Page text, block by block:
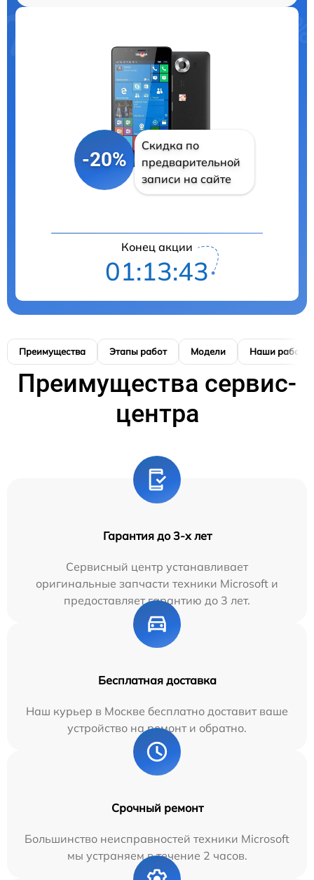
-20%
Скидка по
предварительной
записи на сайте
Конец акции
01:13:42
Преимущества Этапы работ Модели Наши работы
Преимущества сервис-
центра
Гарантия до 3-х лет
Сервисный центр устанавливает
оригинальные запчасти техники Microsoft и
предоставляет гарантию до 3 лет.
Бесплатная доставка
Наш курьер в Москве бесплатно доставит ваше
устройство на ремонт и обратно.
Срочный ремонт
Большинство неисправностей техники Microsoft
мы устраняем в течение 2 часов.